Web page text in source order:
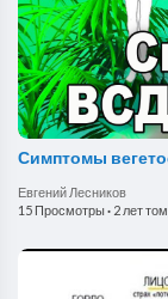
Симптомы
Евгений Лесников
15 Просмотры· 2 лет